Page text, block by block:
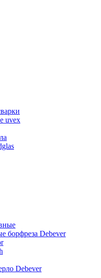
uvex
борфреза Debever
Debever